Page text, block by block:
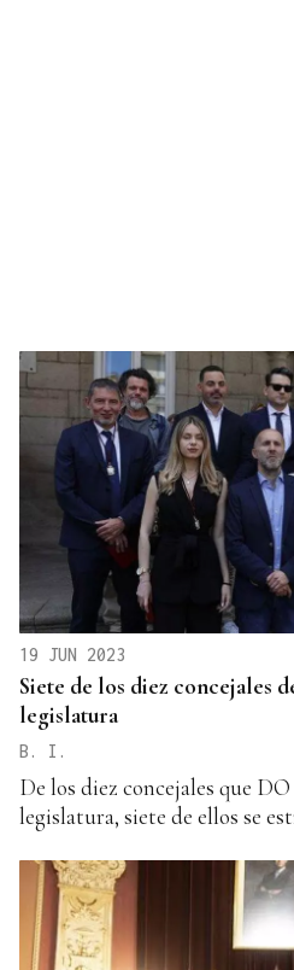
19 JUN 2023
Siete de los diez concejales
legislatura
B. I.
De los diez concejales que
legislatura, siete de ellos se